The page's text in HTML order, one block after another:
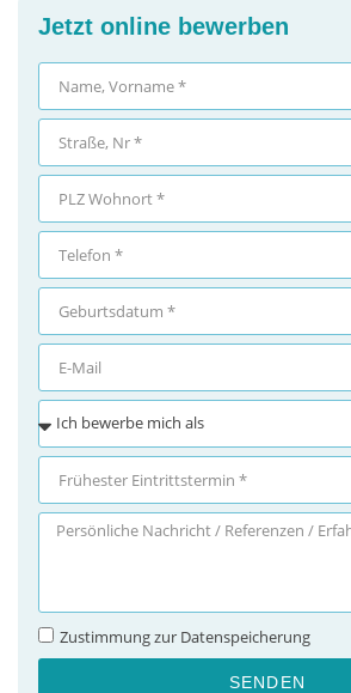
Jetzt online bewerben
Zustimmung zur Datenspeicherung
SENDEN